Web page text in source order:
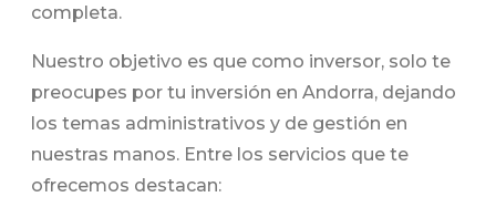
completa.
Nuestro objetivo es que como inversor, solo te
preocupes por tu inversión en Andorra, dejando
los temas administrativos y de gestión en
nuestras manos. Entre los servicios que te
ofrecemos destacan: